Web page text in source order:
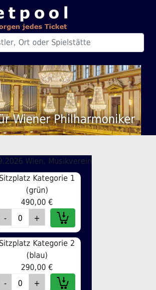
Wiener Philharmoniker
Wien, Musikverein
Sitzplatz Kategorie 1
(grün)
490,00 €
Sitzplatz Kategorie 2
(blau)
290,00 €